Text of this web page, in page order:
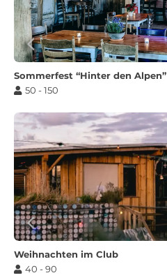
Sommerfest “Hinter den Alpen”
50 - 150
Weihnachten im Club
40 - 90